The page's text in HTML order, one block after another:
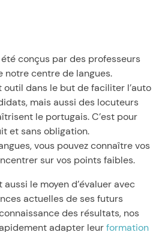
conçus par des professeurs
notre centre de langues.
dans le but de faciliter l’auto
mais aussi des locuteurs
le portugais. C’est pour
et sans obligation.
vous pouvez connaître vos
sur vos points faibles.
aussi le moyen d’évaluer avec
actuelles de ses futurs
des résultats, nos
adapter leurformation